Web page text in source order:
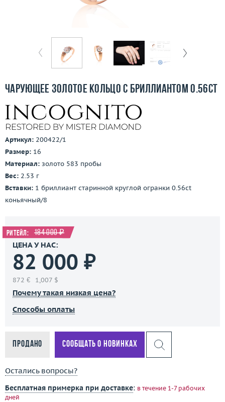
Бесплатная доставка
О компании
3D-тур по шоуруму
Чарующее золотое кольцо с бриллиантом 0.56ct
Артикул: 200422/1
Размер: 16
Материал: золото 583 пробы
Вес: 2.53 г
Вставки: 1 бриллиант старинной круглой огранки 0.56ct
коньячный/8
Ритейл: 184 000 ₽
ЦЕНА У НАС:
82 000 ₽
872 € 1,007 $
Почему такая низкая цена?
Способы оплаты
Продано Сообщать о новинках
Остались вопросы?
Бесплатная примерка при доставке: в течение 1-7 рабочих
дней